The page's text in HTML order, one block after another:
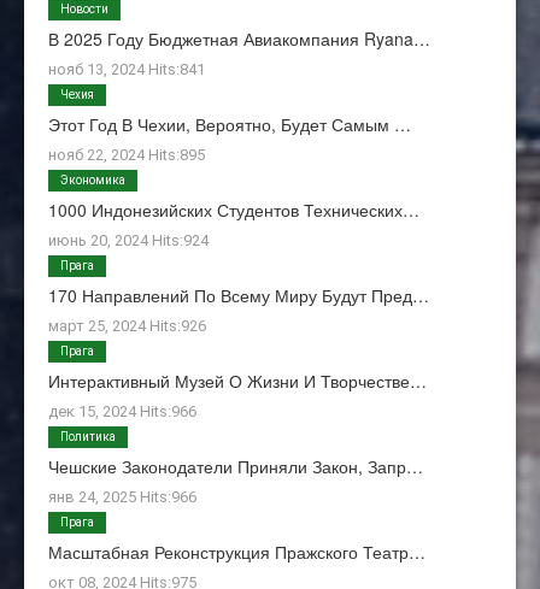
В 2025 Году Бюджетная Авиакомпания Ryana…
нояб 13, 2024 Hits:841
Новости
Этот Год В Чехии, Вероятно, Будет Самым …
нояб 22, 2024 Hits:895
Чехия
1000 Индонезийских Студентов Технических…
июнь 20, 2024 Hits:924
Экономика
170 Направлений По Всему Миру Будут Пред…
март 25, 2024 Hits:926
Прага
Интерактивный Музей О Жизни И Творчестве…
дек 15, 2024 Hits:966
Прага
Чешские Законодатели Приняли Закон, Запр…
янв 24, 2025 Hits:966
Политика
Масштабная Реконструкция Пражского Театр…
окт 08, 2024 Hits:975
Прага